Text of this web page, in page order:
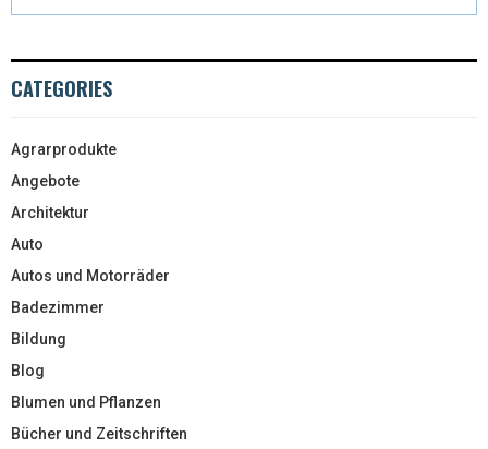
CATEGORIES
Agrarprodukte
Angebote
Architektur
Auto
Autos und Motorräder
Badezimmer
Bildung
Blog
Blumen und Pflanzen
Bücher und Zeitschriften